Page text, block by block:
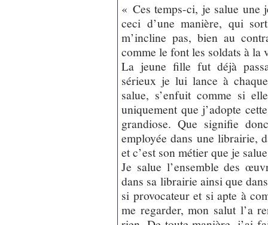
« Ces temps-ci, je salue une
ceci d’une manière, qui
m’incline pas, bien au
comme le font les soldats à la
La jeune fille fut déjà
sérieux je lui lance à
salue, s’enfuit comme si
uniquement que j’adopte
grandiose. Que signifie
employée dans une librairie,
et c’est son métier que je
Je salue l’ensemble des
dans sa librairie ainsi que
si provocateur et si apte à
me regarder, mon salut l’a